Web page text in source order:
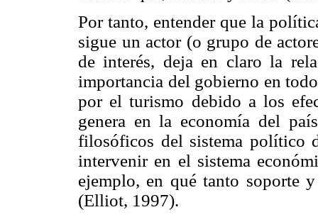
Por tanto, entender que la
sigue un actor (o grupo de
de interés, deja en claro la
importancia del gobierno en
por el turismo debido a los
genera en la economía del
filosóficos del sistema político
intervenir en el sistema
ejemplo, en qué tanto soporte
(Elliot, 1997).